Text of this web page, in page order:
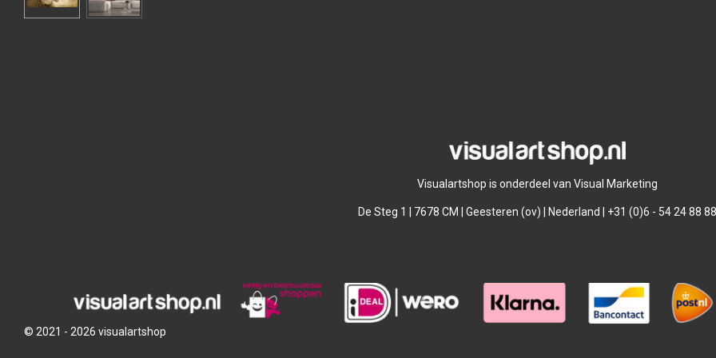
Visualartshop is onderdeel van Visual Marketing
De Steg 1 | 7678 CM | Geesteren (ov) | Nederland | +31 (0)6 - 54 24 88 88
© 2021 - 2026 visualartshop